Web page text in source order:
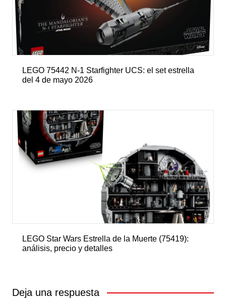
LEGO 75442 N-1 Starfighter UCS: el set estrella
del 4 de mayo 2026
LEGO Star Wars Estrella de la Muerte (75419):
análisis, precio y detalles
Deja una respuesta